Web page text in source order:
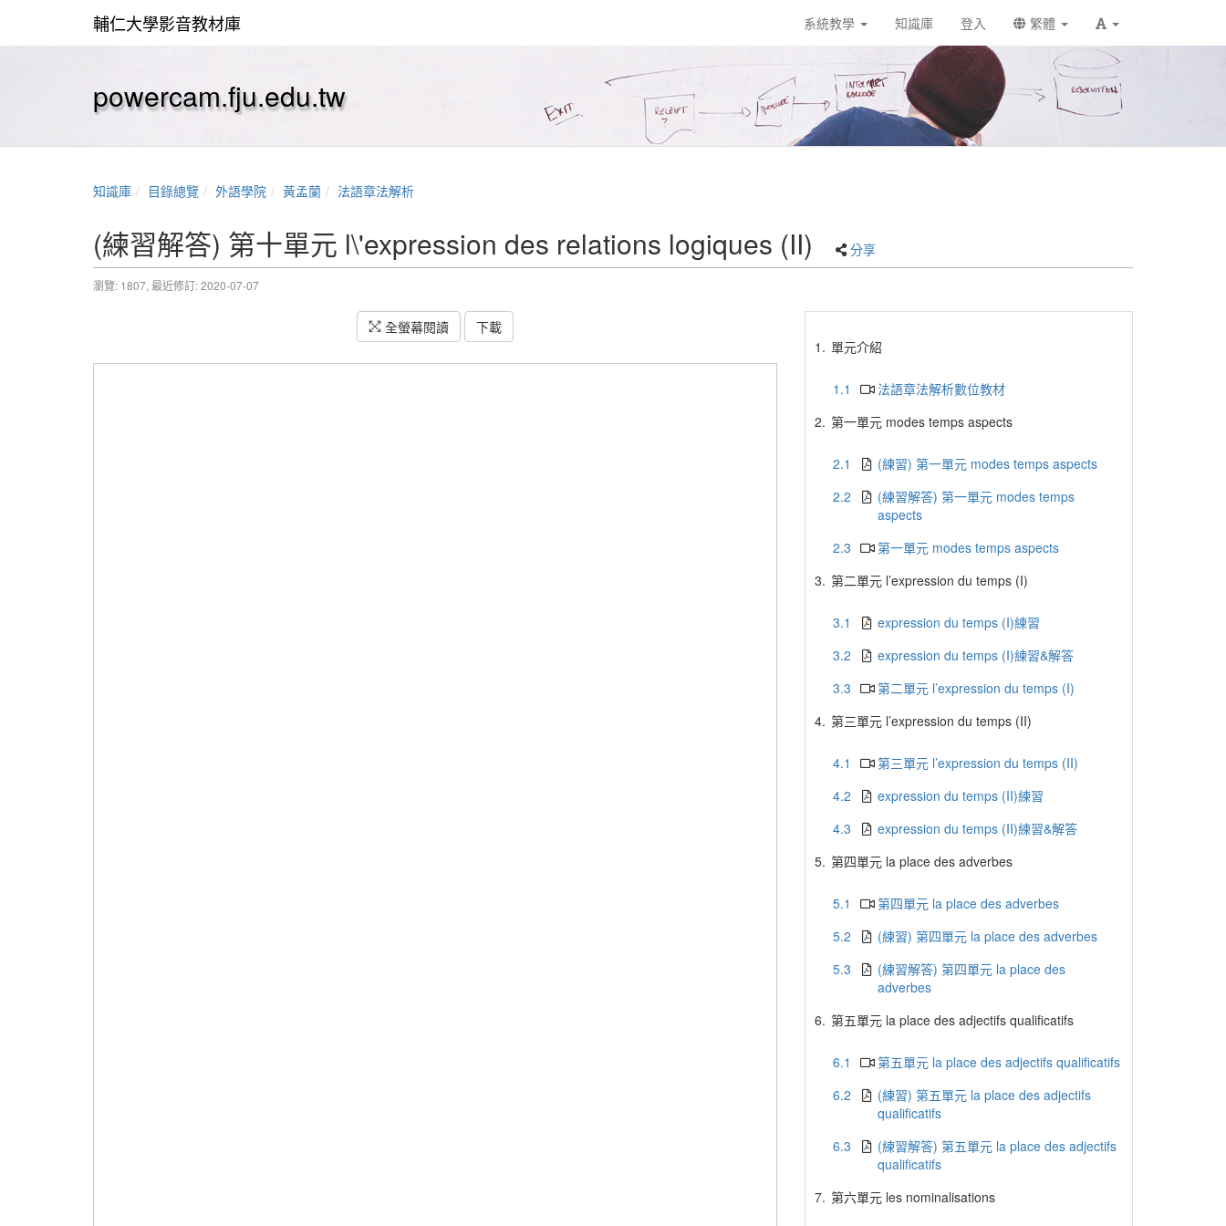
輔仁大學影音教材庫 系統教學 知識庫 登入 繁體
powercam.fju.edu.tw
知識庫 目錄總覽 外語學院 黃孟蘭 法語章法解析
(練習解答) 第十單元 l\'expression des relations logiques (II) 分享
瀏覽: 1807, 最近修訂: 2020-07-07
全螢幕閱讀 下載
1. 單元介紹
1.1
法語章法解析數位教材
2. 第一單元 modes temps aspects
2.1
(練習) 第一單元 modes temps aspects
2.2
(練習解答) 第一單元 modes temps
aspects
2.3
第一單元 modes temps aspects
3. 第二單元 l’expression du temps (I)
3.1
expression du temps (I)練習
3.2
expression du temps (I)練習&解答
3.3
第二單元 l’expression du temps (I)
4. 第三單元 l’expression du temps (II)
4.1
第三單元 l’expression du temps (II)
4.2
expression du temps (II)練習
4.3
expression du temps (II)練習&解答
5. 第四單元 la place des adverbes
5.1
第四單元 la place des adverbes
5.2
(練習) 第四單元 la place des adverbes
5.3
(練習解答) 第四單元 la place des
adverbes
6. 第五單元 la place des adjectifs qualificatifs
6.1
第五單元 la place des adjectifs qualificatifs
6.2
(練習) 第五單元 la place des adjectifs
qualificatifs
6.3
(練習解答) 第五單元 la place des adjectifs
qualificatifs
7. 第六單元 les nominalisations